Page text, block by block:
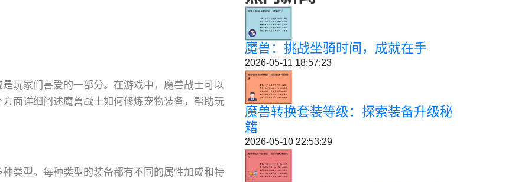
玩家们喜爱的一部分。在游戏中，魔兽战士可以
面详细阐述魔兽战士如何修炼宠物装备，帮助玩
类型。每种类型的装备都有不同的属性加成和特
魔兽：挑战坐骑时间，成就在手
2026-05-11 18:57:23
魔兽转换套装等级：探索装备升级秘
籍
2026-05-10 22:53:29